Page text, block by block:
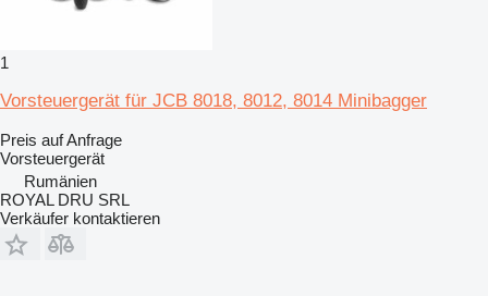
1
Vorsteuergerät für JCB 8018, 8012, 8014 Minibagger
Preis auf Anfrage
Vorsteuergerät
Rumänien
ROYAL DRU SRL
Verkäufer kontaktieren